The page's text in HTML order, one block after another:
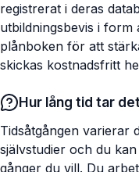
registrerat i deras
utbildningsbevis i
plånboken för att
skickas kostnadsfritt
Hur lång tid tar
Tidsåtgången varierar
självstudier och du
gånger du vill. Du